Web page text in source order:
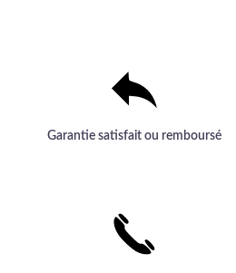
Garantie satisfait ou remboursé